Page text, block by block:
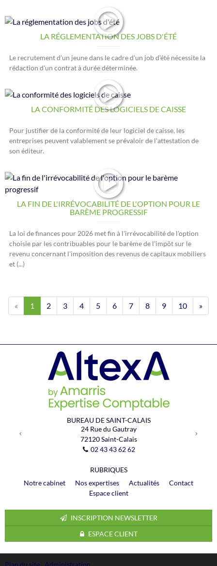
LA RÉGLEMENTATION DES JOBS D'ÉTÉ
Le recrutement d'un jeune dans le cadre d'un job d'été nécessite la
rédaction d'un contrat à durée déterminée.
LA CONFORMITÉ DES LOGICIELS DE CAISSE
Pour justifier de la conformité de leur logiciel de caisse, les
entreprises peuvent valablement se prévaloir de l'attestation de
son éditeur.
LA FIN DE L'IRRÉVOCABILITÉ DE L'OPTION POUR LE
BARÈME PROGRESSIF
La loi de finances pour 2026 met fin à l'irrévocabilité de l'option
choisie par les contribuables pour le barème de l'impôt sur le
revenu concernant l'imposition des revenus de capitaux mobiliers
et (...)
« 1 2 3 4 5 6 7 8 9 10 »
BUREAU DE SAINT-CALAIS
24 Rue du Gautray
72120 Saint-Calais
02 43 43 62 62
RUBRIQUES
Notre cabinet
Nos expertises Actualités
Contact
Espace client
INSCRIPTION NEWSLETTER
ESPACE CLIENT
Plan du site Administration